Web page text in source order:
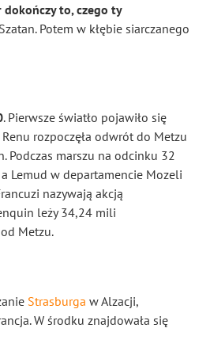
dokończy to, czego ty
Potem w kłębie siarczanego
. Pierwsze światło pojawiło się
rozpoczęła odwrót do Metzu
Podczas marszu na odcinku 32
Lemud w departamencie Mozeli
nazywają akcją
leży 34,24 mili
Metzu.
Strasburga w Alzacji,
W środku znajdowała się